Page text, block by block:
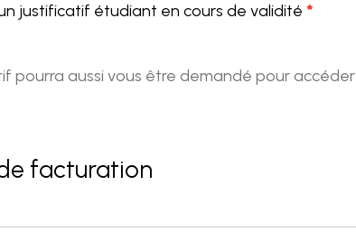
justificatif étudiant en cours de validité
pourra aussi vous être demandé pour accéder
facturation